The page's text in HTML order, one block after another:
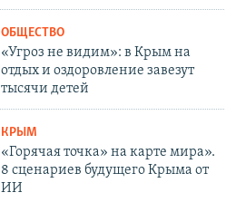
ОБЩЕСТВО
«Угроз не видим»: в Крым на
отдых и оздоровление завезут
тысячи детей
КРЫМ
«Горячая точка» на карте мира».
8 сценариев будущего Крыма от
ИИ